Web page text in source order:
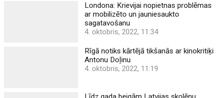
Londona: Krievijai nopietnas problēmas
ar mobilizēto un jauniesaukto
sagatavošanu
4. oktobris, 2022, 11:34
Rīgā notiks kārtējā tikšanās ar kinokritiķi
Antonu Doļinu
4. oktobris, 2022, 11:19